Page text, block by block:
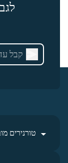
טורנירים